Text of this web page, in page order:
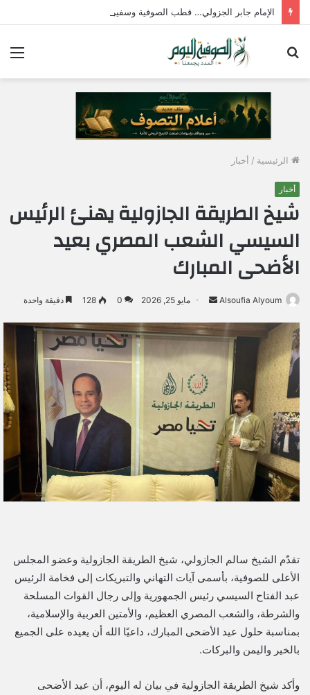
الإمام جابر الجزولي… قطب الصوفية وسفير الحب الإلهي في مصر
الرئيسية / أخبار
أخبار
شيخ الطريقة الجازولية يهنئ الرئيس
السيسي الشعب المصري بعيد
الأضحى المبارك
Alsoufia Alyoum
س
ر
ا
ل
ت
ي
ا
مايو 25, 2026 0
128 دقيقة واحدة
تقدّم الشيخ سالم الجازولي، شيخ الطريقة الجازولية وعضو المجلس
الأعلى للصوفية، بأسمى آيات التهاني والتبريكات إلى فخامة الرئيس
عبد الفتاح السيسي رئيس الجمهورية وإلى رجال القوات المسلحة
والشرطة، والشعب المصري العظيم، والأمتين العربية والإسلامية،
بمناسبة حلول عيد الأضحى المبارك، داعيًا الله أن يعيده على الجميع
بالخير واليمن والبركات.
وأكد شيخ الطريقة الجازولية في بيان له اليوم، أن عيد الأضحى